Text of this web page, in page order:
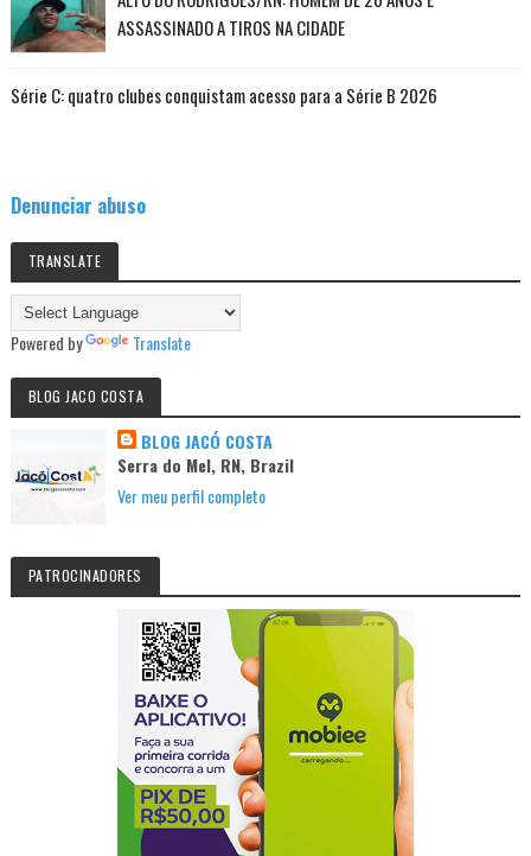
ASSASSINADO A TIROS NA CIDADE
Série C: quatro clubes conquistam acesso para a Série B 2026
Denunciar abuso
TRANSLATE
Powered by Translate
BLOG JACO COSTA
BLOG JACÓ COSTA
Serra do Mel, RN, Brazil
Ver meu perfil completo
PATROCINADORES